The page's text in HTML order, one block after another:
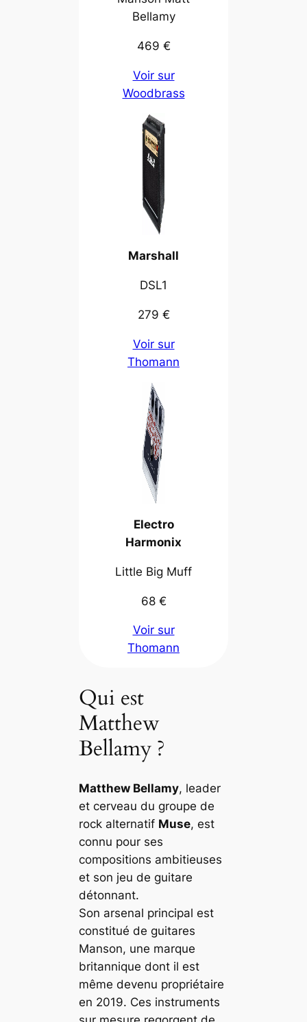
Bellamy
469 €
Voir sur
Woodbrass
Marshall
DSL1
279 €
Voir sur
Thomann
Electro
Harmonix
Little Big Muff
68 €
Voir sur
Thomann
Qui est
Matthew
Bellamy ?
Matthew Bellamy, leader
et cerveau du groupe de
rock alternatif Muse, est
connu pour ses
compositions ambitieuses
et son jeu de guitare
détonnant.
Son arsenal principal est
constitué de guitares
Manson, une marque
britannique dont il est
même devenu propriétaire
en 2019. Ces instruments